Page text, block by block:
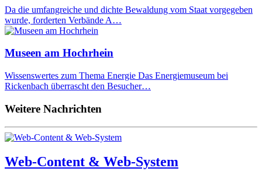
Da die umfangreiche und dichte Bewaldung vom Staat vorgegeben
wurde, forderten Verbände A…
Museen am Hochrhein
Wissenswertes zum Thema Energie Das Energiemuseum bei
Rickenbach überrascht den Besucher…
Weitere Nachrichten
Web-Content & Web-System